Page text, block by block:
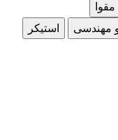
مهندسی
استیکر